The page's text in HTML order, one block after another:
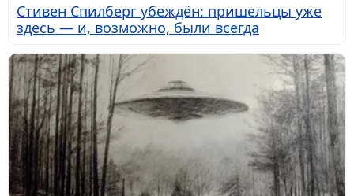
Стивен Спилберг убеждён: пришельцы уже
здесь — и, возможно, были всегда